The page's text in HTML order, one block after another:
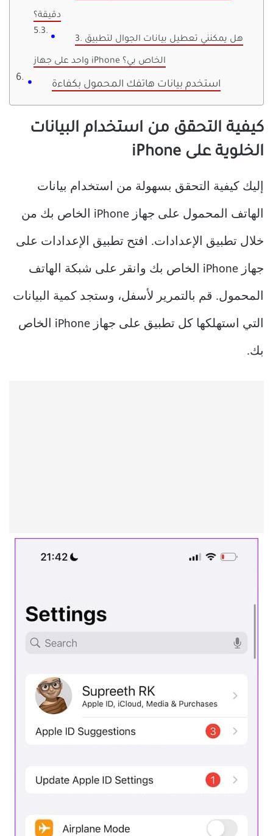
دقيقة؟
3. هل يمكنني تعطيل بيانات الجوال لتطبيق
واحد على جهاز iPhone الخاص بي؟
استخدم بيانات هاتفك المحمول بكفاءة
كيفية التحقق من استخدام البيانات
الخلوية على iPhone
إليك كيفية التحقق بسهولة من استخدام بيانات
الهاتف المحمول على جهاز iPhone الخاص بك من
خلال تطبيق الإعدادات. افتح تطبيق الإعدادات على
جهاز iPhone الخاص بك وانقر على شبكة الهاتف
المحمول. قم بالتمرير لأسفل، وستجد كمية البيانات
التي استهلكها كل تطبيق على جهاز iPhone الخاص
بك.